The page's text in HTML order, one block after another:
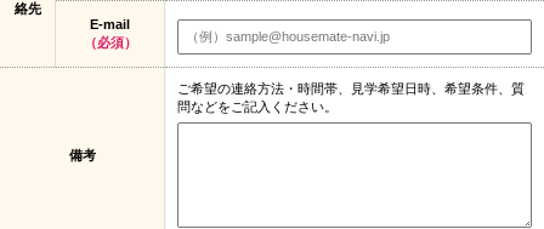
絡先
E-mail
（必須）
備考
ご希望の連絡方法・時間帯、見学希望日時、希望条件、質
問などをご記入ください。